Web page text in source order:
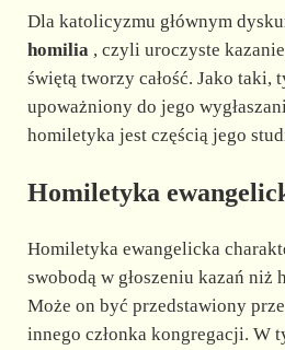
Dla katolicyzmu głównym
homilia, czyli uroczyste
świętą tworzy całość. Jako taki,
upoważniony do jego
homiletyka jest częścią jego
Homiletyka
Homiletyka ewangelicka
swobodą w głoszeniu kazań
Może on być przedstawiony
innego członka kongregacji. W